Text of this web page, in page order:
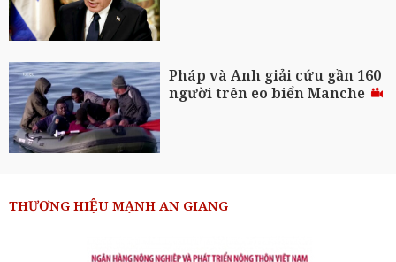
Pháp và Anh giải cứu gần 160
người trên eo biển Manche
THƯƠNG HIỆU MẠNH AN GIANG